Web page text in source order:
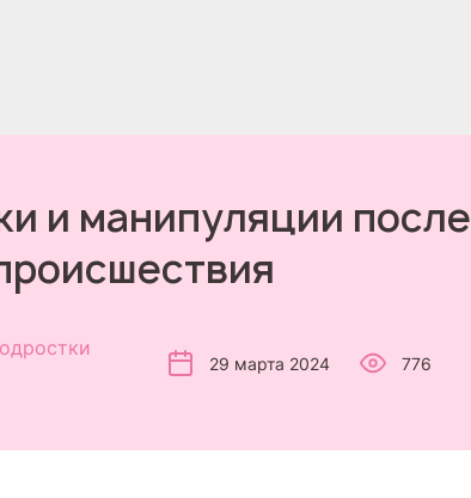
и манипуляции после
29 марта 2024 776